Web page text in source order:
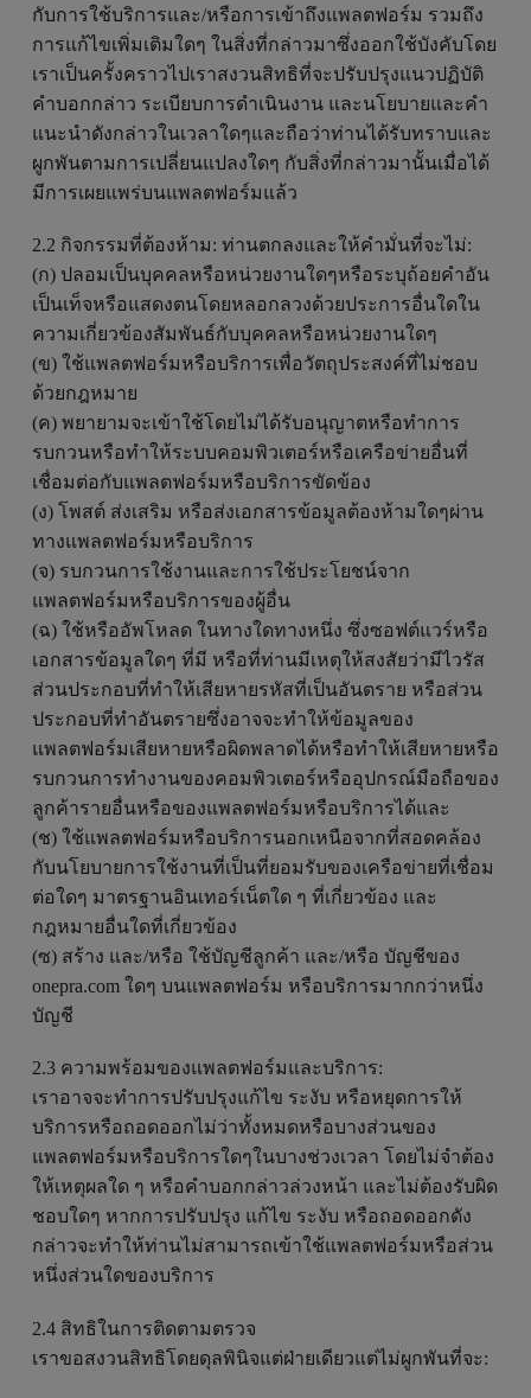
กับการใช้บริการและ/หรือการเข้าถึงแพลตฟอร์ม รวมถึง
การแก้ไขเพิ่มเติมใดๆ ในสิ่งที่กล่าวมาซึ่งออกใช้บังคับโดย
เราเป็นครั้งคราวไปเราสงวนสิทธิที่จะปรับปรุงแนวปฏิบัติ
คำบอกกล่าว ระเบียบการดำเนินงาน และนโยบายและคำ
แนะนำดังกล่าวในเวลาใดๆและถือว่าท่านได้รับทราบและ
ผูกพันตามการเปลี่ยนแปลงใดๆ กับสิ่งที่กล่าวมานั้นเมื่อได้
มีการเผยแพร่บนแพลตฟอร์มแล้ว
2.2 กิจกรรมที่ต้องห้าม: ท่านตกลงและให้คำมั่นที่จะไม่:
(ก) ปลอมเป็นบุคคลหรือหน่วยงานใดๆหรือระบุถ้อยคำอัน
เป็นเท็จหรือแสดงตนโดยหลอกลวงด้วยประการอื่นใดใน
ความเกี่ยวข้องสัมพันธ์กับบุคคลหรือหน่วยงานใดๆ
(ข) ใช้แพลตฟอร์มหรือบริการเพื่อวัตถุประสงค์ที่ไม่ชอบ
ด้วยกฎหมาย
(ค) พยายามจะเข้าใช้โดยไม่ได้รับอนุญาตหรือทำการ
รบกวนหรือทำให้ระบบคอมพิวเตอร์หรือเครือข่ายอื่นที่
เชื่อมต่อกับแพลตฟอร์มหรือบริการขัดข้อง
(ง) โพสต์ ส่งเสริม หรือส่งเอกสารข้อมูลต้องห้ามใดๆผ่าน
ทางแพลตฟอร์มหรือบริการ
(จ) รบกวนการใช้งานและการใช้ประโยชน์จาก
แพลตฟอร์มหรือบริการของผู้อื่น
(ฉ) ใช้หรืออัพโหลด ในทางใดทางหนึ่ง ซึ่งซอฟต์แวร์หรือ
เอกสารข้อมูลใดๆ ที่มี หรือที่ท่านมีเหตุให้สงสัยว่ามีไวรัส
ส่วนประกอบที่ทำให้เสียหายรหัสที่เป็นอันตราย หรือส่วน
ประกอบที่ทำอันตรายซึ่งอาจจะทำให้ข้อมูลของ
แพลตฟอร์มเสียหายหรือผิดพลาดได้หรือทำให้เสียหายหรือ
รบกวนการทำงานของคอมพิวเตอร์หรืออุปกรณ์มือถือของ
ลูกค้ารายอื่นหรือของแพลตฟอร์มหรือบริการได้และ
(ช) ใช้แพลตฟอร์มหรือบริการนอกเหนือจากที่สอดคล้อง
กับนโยบายการใช้งานที่เป็นที่ยอมรับของเครือข่ายที่เชื่อม
ต่อใดๆ มาตรฐานอินเทอร์เน็ตใด ๆ ที่เกี่ยวข้อง และ
กฎหมายอื่นใดที่เกี่ยวข้อง
(ซ) สร้าง และ/หรือ ใช้บัญชีลูกค้า และ/หรือ บัญชีของ
onepra.com ใดๆ บนแพลตฟอร์ม หรือบริการมากกว่าหนึ่ง
บัญชี
2.3 ความพร้อมของแพลตฟอร์มและบริการ:
เราอาจจะทำการปรับปรุงแก้ไข ระงับ หรือหยุดการให้
บริการหรือถอดออกไม่ว่าทั้งหมดหรือบางส่วนของ
แพลตฟอร์มหรือบริการใดๆในบางช่วงเวลา โดยไม่จำต้อง
ให้เหตุผลใด ๆ หรือคำบอกกล่าวล่วงหน้า และไม่ต้องรับผิด
ชอบใดๆ หากการปรับปรุง แก้ไข ระงับ หรือถอดออกดัง
กล่าวจะทำให้ท่านไม่สามารถเข้าใช้แพลตฟอร์มหรือส่วน
หนึ่งส่วนใดของบริการ
2.4 สิทธิในการติดตามตรวจ
เราขอสงวนสิทธิโดยดุลพินิจแต่ฝ่ายเดียวแต่ไม่ผูกพันที่จะ: